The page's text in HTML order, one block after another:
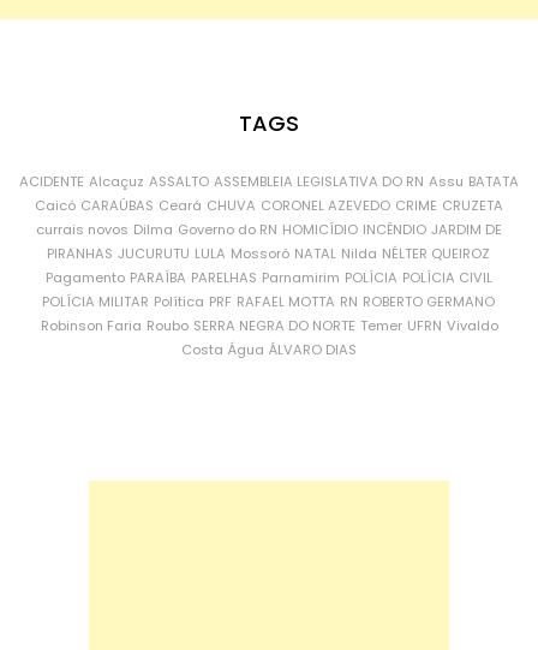
TAGS
ACIDENTE Alcaçuz ASSALTO ASSEMBLEIA LEGISLATIVA DO RN Assu BATATA
Caicó CARAÚBAS Ceará CHUVA CORONEL AZEVEDO CRIME CRUZETA
currais novos Dilma Governo do RN HOMICÍDIO INCÊNDIO JARDIM DE
PIRANHAS JUCURUTU LULA Mossoró NATAL Nilda NÉLTER QUEIROZ
Pagamento PARAÍBA PARELHAS Parnamirim POLÍCIA POLÍCIA CIVIL
POLÍCIA MILITAR Política PRF RAFAEL MOTTA RN ROBERTO GERMANO
Robinson Faria Roubo SERRA NEGRA DO NORTE Temer UFRN Vivaldo
Costa Água ÁLVARO DIAS